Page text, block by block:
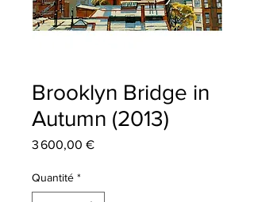
Brooklyn Bridge in
Autumn (2013)
3 600,00 €Prix
Quantité *